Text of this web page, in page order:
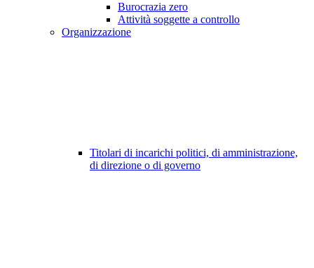
Burocrazia zero
Attività soggette a controllo
Organizzazione
Titolari di incarichi politici, di amministrazione,
di direzione o di governo